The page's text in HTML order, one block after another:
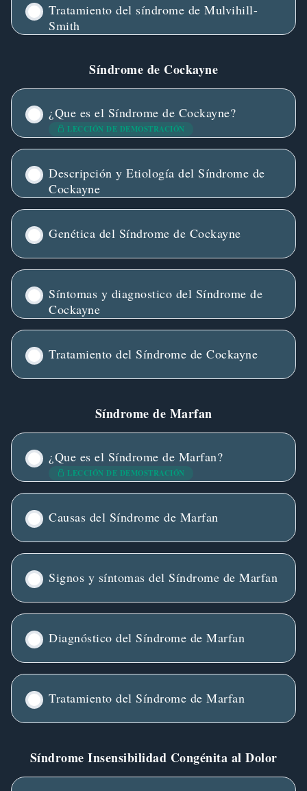
Tratamiento del síndrome de Mulvihill-
Smith
Síndrome de Cockayne
¿Que es el Síndrome de Cockayne?
LECCIÓN DE DEMOSTRACIÓN
Descripción y Etiología del Síndrome de
Cockayne
Genética del Síndrome de Cockayne
Síntomas y diagnostico del Síndrome de
Cockayne
Tratamiento del Síndrome de Cockayne
Síndrome de Marfan
¿Que es el Síndrome de Marfan?
LECCIÓN DE DEMOSTRACIÓN
Causas del Síndrome de Marfan
Signos y síntomas del Síndrome de Marfan
Diagnóstico del Síndrome de Marfan
Tratamiento del Síndrome de Marfan
Síndrome Insensibilidad Congénita al Dolor